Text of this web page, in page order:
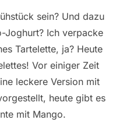
sein? Und dazu
Joghurt? Ich verpacke
Tartelette, ja? Heute
Vor einiger Zeit
leckere Version mit
heute gibt es
mit Mango.